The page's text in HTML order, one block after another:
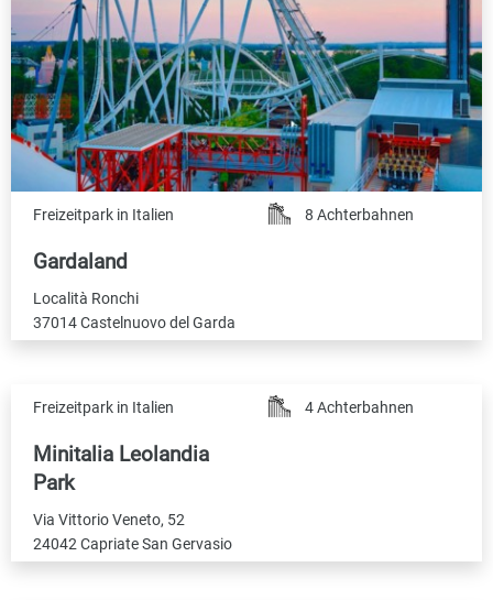
Freizeitpark in Italien
Gardaland
Località Ronchi
37014 Castelnuovo del Garda
8 Achterbahnen
Freizeitpark in Italien
Minitalia Leolandia
Park
Via Vittorio Veneto, 52
24042 Capriate San Gervasio
4 Achterbahnen